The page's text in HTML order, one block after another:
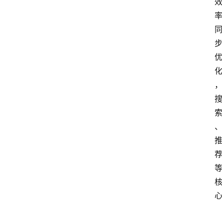
率
同
步
优
化
，
搜
索
、
推
荐
等
核
心